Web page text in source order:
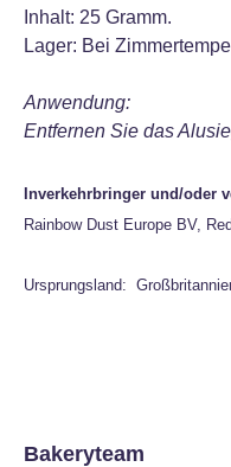
Inhalt: 25 Gramm.
Lager: Bei
Anwendung:
Entfernen Sie das
Inverkehrbringer und/oder
Rainbow Dust Europe BV,
Ursprungsland:
Bakeryteam